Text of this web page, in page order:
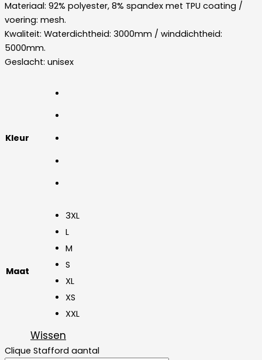
Materiaal: 92% polyester, 8% spandex met TPU coating /
voering: mesh.
Kwaliteit: Waterdichtheid: 3000mm / winddichtheid:
5000mm.
Geslacht: unisex
Kleur
Maat
3XL
L
M
S
XL
XS
XXL
Wissen
Clique Stafford aantal